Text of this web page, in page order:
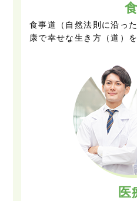
食
食事道（自然法則に沿っ
康で幸せな生き方（道）
医